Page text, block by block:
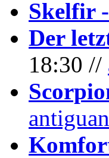
Skelfir
Der
18:30 //